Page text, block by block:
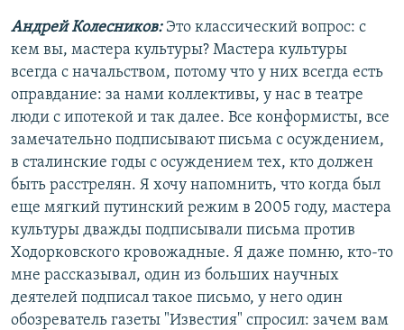
Андрей Колесников: Это классический вопрос: с
кем вы, мастера культуры? Мастера культуры
всегда с начальством, потому что у них всегда есть
оправдание: за нами коллективы, у нас в театре
люди с ипотекой и так далее. Все конформисты, все
замечательно подписывают письма с осуждением,
в сталинские годы с осуждением тех, кто должен
быть расстрелян. Я хочу напомнить, что когда был
еще мягкий путинский режим в 2005 году, мастера
культуры дважды подписывали письма против
Ходорковского кровожадные. Я даже помню, кто-то
мне рассказывал, один из больших научных
деятелей подписал такое письмо, у него один
обозреватель газеты "Известия" спросил: зачем вам